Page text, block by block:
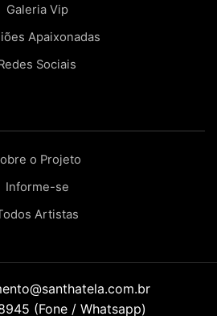
Galeria Vip
Apaixonadas
Sociais
o Projeto
Informe-se
Artistas
(Fone / Whatsapp)